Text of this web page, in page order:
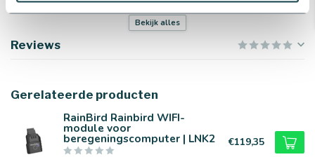
Bermad
Houtsoort plaat Berken betonplex
Dikte plaat 18 mm
Afmetingen plaat
Bekijk alles
Reviews
Gerelateerde producten
RainBird Rainbird WIFI-
module voor
beregeningscomputer | LNK2 €119,35